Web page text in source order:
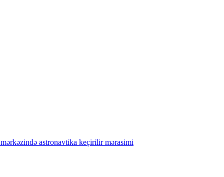
mərkəzində astronavtika keçirilirmərasimi